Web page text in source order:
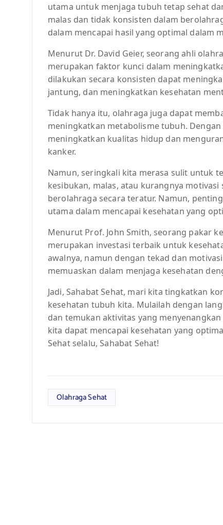
utama untuk menjaga tubuh tetap sehat
malas dan tidak konsisten dalam
dalam mencapai hasil yang optimal dalam
Menurut Dr. David Geier, seorang ahli
merupakan faktor kunci dalam
dilakukan secara konsisten dapat
jantung, dan meningkatkan kesehatan
Tidak hanya itu, olahraga juga dapat
meningkatkan metabolisme tubuh.
meningkatkan kualitas hidup dan
kanker.
Namun, seringkali kita merasa sulit untuk
kesibukan, malas, atau kurangnya
berolahraga secara teratur. Namun,
utama dalam mencapai kesehatan yang
Menurut Prof. John Smith, seorang pakar
merupakan investasi terbaik untuk
awalnya, namun dengan tekad dan
memuaskan dalam menjaga kesehatan
Jadi, Sahabat Sehat, mari kita tingkatkan
kesehatan tubuh kita. Mulailah dengan
dan temukan aktivitas yang
kita dapat mencapai kesehatan yang
Sehat selalu, Sahabat Sehat!
Olahraga Sehat